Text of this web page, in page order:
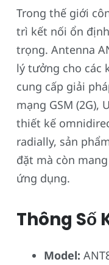
Trong thế giới
trì kết nối ổn
trọng. Antenna
lý tưởng cho các
cung cấp giải
mạng GSM (2G),
thiết kế
radially, sản
đặt mà còn
ứng dụng.
Thông Số
Model: